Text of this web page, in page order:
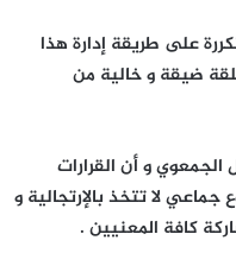
على طريقة إدارة هذا
ضيقة و خالية من
الجمعوي و أن القرارات
لا تتخذ بالإرتجالية و
كافة المعنيين .